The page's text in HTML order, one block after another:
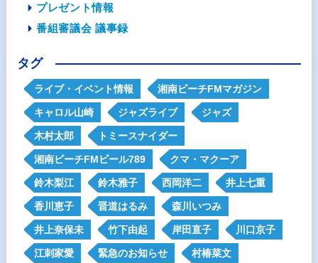
プレゼント情報
番組審議会 議事録
タグ
ライブ・イベント情報 湘南ビーチFMマガジン
キャロル山崎 ジャズライブ ジャズ
木村太郎 トミースナイダー
湘南ビーチFMビール789 クマ・マクーア
鈴木梨江 鈴木雅子 西岡洋二 井上七重
香川恵子 晋道はるみ 森川いつみ
井上奈保未 竹下由起 岸田直子 川口京子
江刺家愛 緊急のお知らせ 村椿菜文